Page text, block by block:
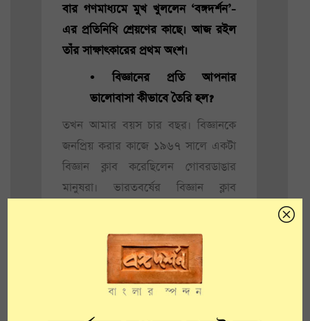
বার গণমাধ্যমে মুখ খুললেন ‘বঙ্গদর্শন’-
এর প্রতিনিধি শ্রেয়ণের কাছে। আজ রইল
তাঁর সাক্ষাৎকারের প্রথম অংশ।
• বিজ্ঞানের প্রতি আপনার
ভালোবাসা কীভাবে তৈরি হল?
তখন আমার বয়স চার বছর। বিজ্ঞানকে
জনপ্রিয় করার কাজে ১৯৬৭ সালে একটা
বিজ্ঞান ক্লাব করেছিলেন গোবরডাঙার
মানুষরা। ভারতবর্ষের বিজ্ঞান ক্লাব
ক্লাবটাকে তার একটা পথিকৃত বলা যেতে
পারে। এই ক্লাব তৈরির ক্ষেত্রে আমাদের
পরিবার যুক্ত ছিল। ছোটোবেলা থেকেই
যখন আমরা হাঁটতে শিখি, কিছু করতে